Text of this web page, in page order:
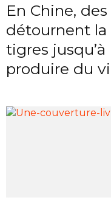
En Chine,
détournent
tigres
produire du